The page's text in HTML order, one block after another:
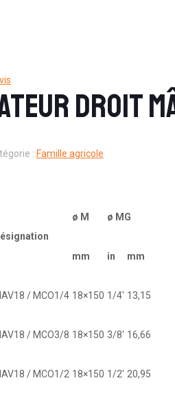
droit
: Famille agricole
ø M ø MG
mm in mm
/ MCO1/4 18×150 1/4′ 13,15
/ MCO3/8 18×150 3/8′ 16,66
/ MCO1/2 18×150 1/2′ 20,95